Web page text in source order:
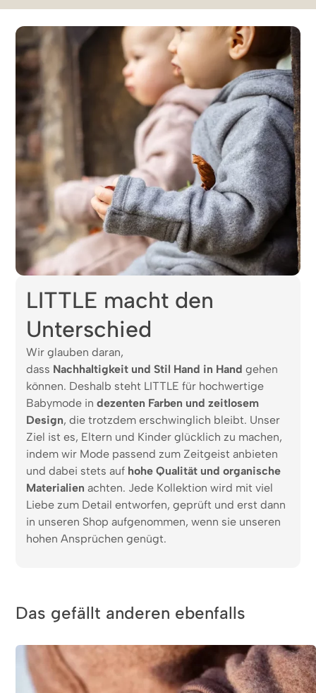
LITTLE macht den
Unterschied
Wir glauben daran,
dass Nachhaltigkeit und Stil Hand in Hand gehen
können. Deshalb steht LITTLE für hochwertige
Babymode in dezenten Farben und zeitlosem
Design, die trotzdem erschwinglich bleibt. Unser
Ziel ist es, Eltern und Kinder glücklich zu machen,
indem wir Mode passend zum Zeitgeist anbieten
und dabei stets auf hohe Qualität und organische
Materialien achten. Jede Kollektion wird mit viel
Liebe zum Detail entworfen, geprüft und erst dann
in unseren Shop aufgenommen, wenn sie unseren
hohen Ansprüchen genügt.
Das gefällt anderen ebenfalls